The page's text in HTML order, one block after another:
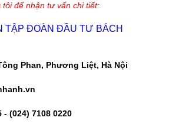
để nhận tư vấn chi tiết:
TẬP ĐOÀN ĐẦU TƯ BÁCH
Phan, Phương Liệt, Hà Nội
- (024) 7108 0220